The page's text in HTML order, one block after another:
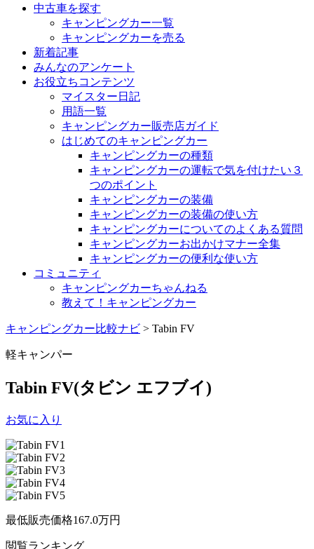
中古車を探す
キャンピングカー一覧
キャンピングカーを売る
新着記事
みんなのアンケート
お役立ちコンテンツ
マイスター日記
用語一覧
キャンピングカー販売店ガイド
はじめてのキャンピングカー
キャンピングカーの種類
キャンピングカーの運転で気を付けたい３
つのポイント
キャンピングカーの装備
キャンピングカーの装備の使い方
キャンピングカーについてのよくある質問
キャンピングカーお出かけマナー全集
キャンピングカーの便利な使い方
コミュニティ
キャンピングカーちゃんねる
教えて！キャンピングカー
キャンピングカー比較ナビ > Tabin FV
軽キャンパー
Tabin FV(タビン エフブイ)
お気に入り
最低販売価格167.0万円
閲覧ランキング